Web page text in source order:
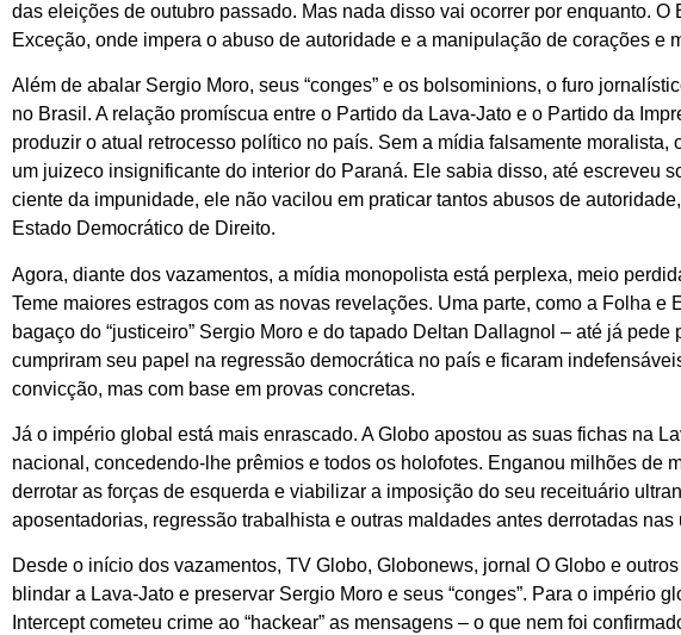
das eleições de outubro passado. Mas nada disso vai ocorrer por enquanto.
Exceção, onde impera o abuso de autoridade e a manipulação de corações e
Além de abalar Sergio Moro, seus “conges” e os bolsominions, o furo
no Brasil. A relação promíscua entre o Partido da Lava-Jato e o Partido da
produzir o atual retrocesso político no país. Sem a mídia falsamente moralista,
um juizeco insignificante do interior do Paraná. Ele sabia disso, até escreveu
ciente da impunidade, ele não vacilou em praticar tantos abusos de
Estado Democrático de Direito.
Agora, diante dos vazamentos, a mídia monopolista está perplexa, meio
Teme maiores estragos com as novas revelações. Uma parte, como a Folha e
bagaço do “justiceiro” Sergio Moro e do tapado Deltan Dallagnol – até já
cumpriram seu papel na regressão democrática no país e ficaram
convicção, mas com base em provas concretas.
Já o império global está mais enrascado. A Globo apostou as suas fichas na
nacional, concedendo-lhe prêmios e todos os holofotes. Enganou milhões de
derrotar as forças de esquerda e viabilizar a imposição do seu receituário
aposentadorias, regressão trabalhista e outras maldades antes derrotadas nas
Desde o início dos vazamentos, TV Globo, Globonews, jornal O Globo e
blindar a Lava-Jato e preservar Sergio Moro e seus “conges”. Para o império
Intercept cometeu crime ao “hackear” as mensagens – o que nem foi